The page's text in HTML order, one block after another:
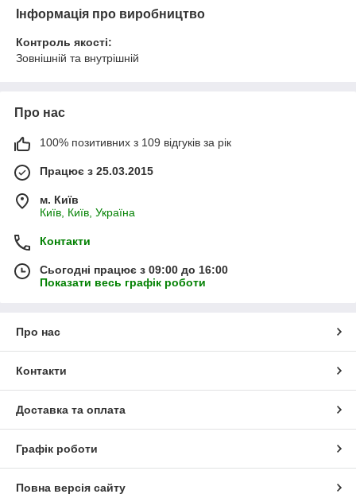
Інформація про виробництво
Контроль якості:
Зовнішній та внутрішній
Про нас
100% позитивних з 109 відгуків за рік
Працює з 25.03.2015
м. Київ
Київ, Київ, Україна
Контакти
Сьогодні працює з 09:00 до 16:00
Показати весь графік роботи
Про нас
Контакти
Доставка та оплата
Графік роботи
Повна версія сайту